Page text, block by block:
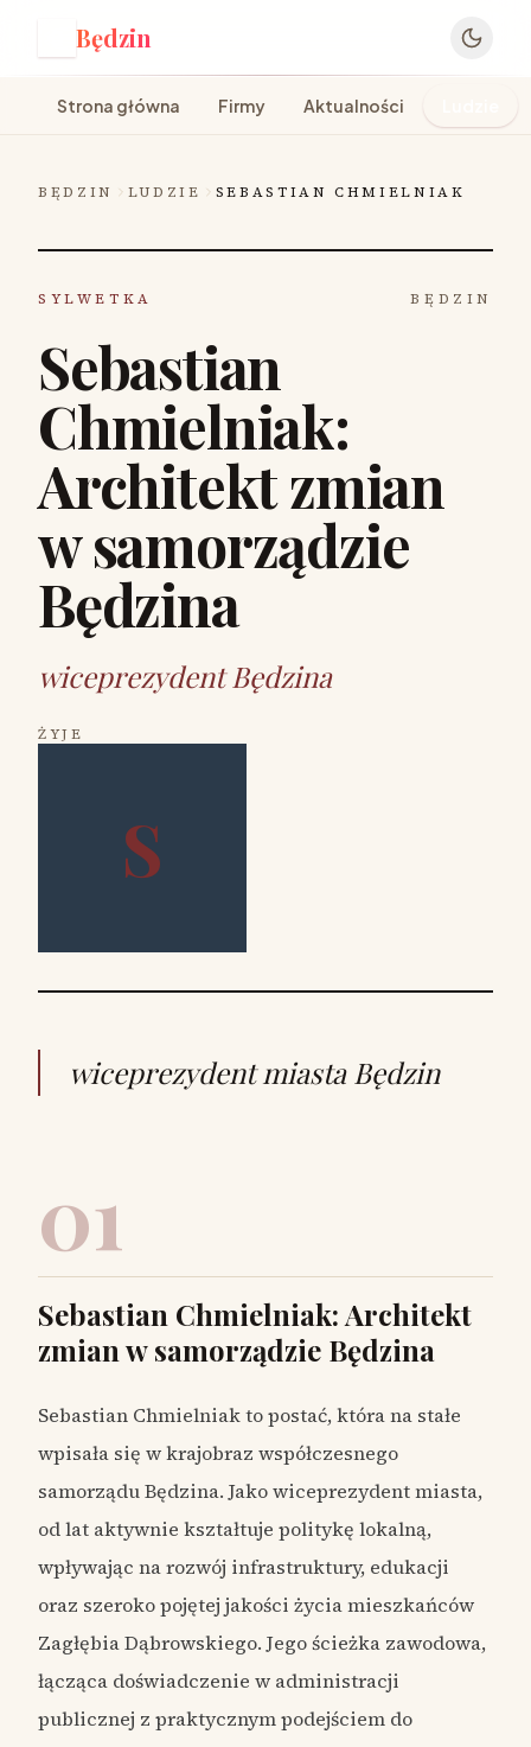
Będzin
Strona główna Firmy Aktualności
BĘDZIN LUDZIE SEBASTIAN CHMIELNIAK
SYLWETKA BĘDZIN
Sebastian
Chmielniak:
Architekt zmian
w samorządzie
Będzina
wiceprezydent Będzina
ŻYJE
S
wiceprezydent miasta Będzin
01
Sebastian Chmielniak: Architekt
zmian w samorządzie Będzina
Sebastian Chmielniak to postać, która na stałe
wpisała się w krajobraz współczesnego
samorządu Będzina. Jako wiceprezydent miasta,
od lat aktywnie kształtuje politykę lokalną,
wpływając na rozwój infrastruktury, edukacji
oraz szeroko pojętej jakości życia mieszkańców
Zagłębia Dąbrowskiego. Jego ścieżka zawodowa,
łącząca doświadczenie w administracji
publicznej z praktycznym podejściem do